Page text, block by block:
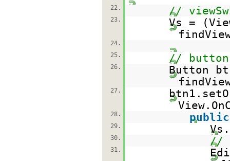
22.
//
23.
Vs =
24.
25.
//
26.
Button
27.
28. public
29.
30. //
31.